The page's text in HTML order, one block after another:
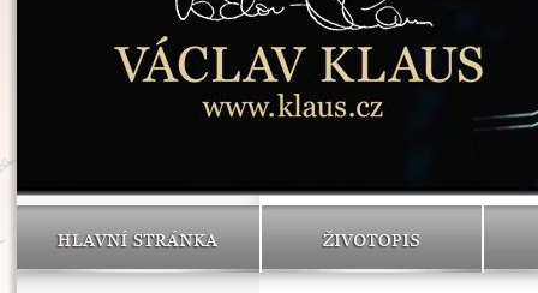
HLAVNÍ STRÁNKA ŽIVOTOPIS